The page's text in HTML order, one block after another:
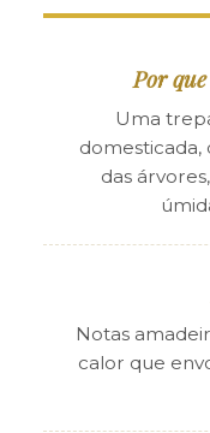
Por
Uma
das
Notas
calor que